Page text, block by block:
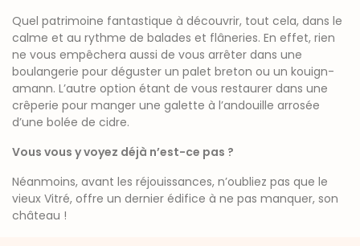
Quel patrimoine fantastique à découvrir, tout cela, dans le
calme et au rythme de balades et flâneries. En effet, rien
ne vous empêchera aussi de vous arrêter dans une
boulangerie pour déguster un palet breton ou un kouign-
amann. L’autre option étant de vous restaurer dans une
crêperie pour manger une galette à l’andouille arrosée
d’une bolée de cidre.
Vous vous y voyez déjà n’est-ce pas ?
Néanmoins, avant les réjouissances, n’oubliez pas que le
vieux Vitré, offre un dernier édifice à ne pas manquer, son
château !